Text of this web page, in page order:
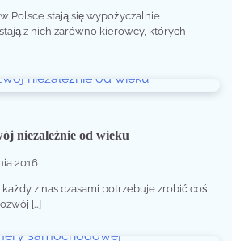
Polsce stają się wypożyczalnie
z nich zarówno kierowcy, których
niezależnie od wieku
2016
z nas czasami potrzebuje zrobić coś
[…]